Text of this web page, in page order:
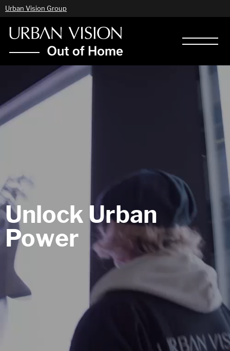
Urban Vision Group
Unlock Urban
Power